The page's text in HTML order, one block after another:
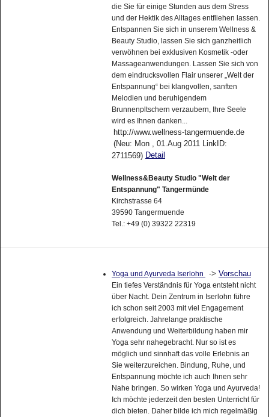
die Sie für einige Stunden aus dem Stress
und der Hektik des Alltages entfliehen lassen.
Entspannen Sie sich in unserem Wellness &
Beauty Studio, lassen Sie sich ganzheitlich
verwöhnen bei exklusiven Kosmetik -oder
Massageanwendungen. Lassen Sie sich von
dem eindrucksvollen Flair unserer „Welt der
Entspannung“ bei klangvollen, sanften
Melodien und beruhigendem
Brunnenpltschern verzaubern, Ihre Seele
wird es Ihnen danken...
http://www.wellness-tangermuende.de
(Neu: Mon , 01.Aug 2011 LinkID:
2711569) Detail
Wellness&Beauty Studio "Welt der
Entspannung" Tangermünde
Kirchstrasse 64
39590 Tangermuende
Tel.: +49 (0) 39322 22319
Yoga und Ayurveda Iserlohn -> Vorschau
Ein tiefes Verständnis für Yoga entsteht nicht
über Nacht. Dein Zentrum in Iserlohn führe
ich schon seit 2003 mit viel Engagement
erfolgreich. Jahrelange praktische
Anwendung und Weiterbildung haben mir
Yoga sehr nahegebracht. Nur so ist es
möglich und sinnhaft das volle Erlebnis an
Sie weiterzureichen. Bindung, Ruhe, und
Entspannung möchte ich auch Ihnen sehr
Nahe bringen. So wirken Yoga und Ayurveda!
Ich möchte jederzeit den besten Unterricht für
dich bieten. Daher bilde ich mich regelmäßig